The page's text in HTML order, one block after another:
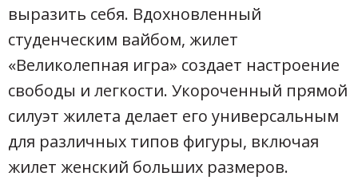
выразить себя. Вдохновленный
студенческим вайбом, жилет
«Великолепная игра» создает настроение
свободы и легкости. Укороченный прямой
силуэт жилета делает его универсальным
для различных типов фигуры, включая
жилет женский больших размеров.